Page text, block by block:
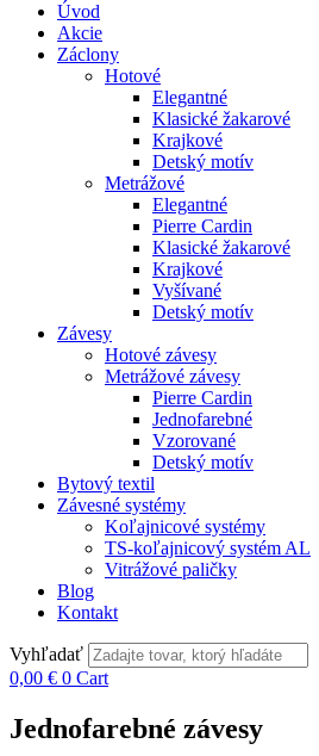
Úvod
Akcie
Záclony
Hotové
Elegantné
Klasické žakarové
Krajkové
Detský motív
Metrážové
Elegantné
Pierre Cardin
Klasické žakarové
Krajkové
Vyšívané
Detský motív
Závesy
Hotové závesy
Metrážové závesy
Pierre Cardin
Jednofarebné
Vzorované
Detský motív
Bytový textil
Závesné systémy
Koľajnicové systémy
TS-koľajnicový systém AL
Vitrážové paličky
Blog
Kontakt
Vyhľadať
0,00 € 0 Cart
Jednofarebné závesy